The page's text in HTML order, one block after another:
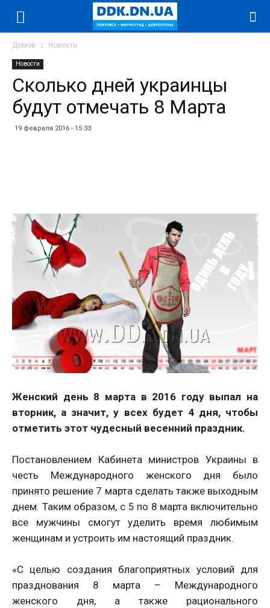
Домой Новости
Новости
Сколько дней украинцы
будут отмечать 8 Марта
19 февраля 2016 - 15:33
Женский день 8 марта в 2016 году выпал на
вторник, а значит, у всех будет 4 дня, чтобы
отметить этот чудесный весенний праздник.
Постановлением Кабинета министров Украины в
честь Международного женского дня было
принято решение 7 марта сделать также выходным
днем. Таким образом, с 5 по 8 марта включительно
все мужчины смогут уделить время любимым
женщинам и устроить им настоящий праздник.
«С целью создания благоприятных условий для
празднования 8 марта – Международного
женского дня, а также рационального